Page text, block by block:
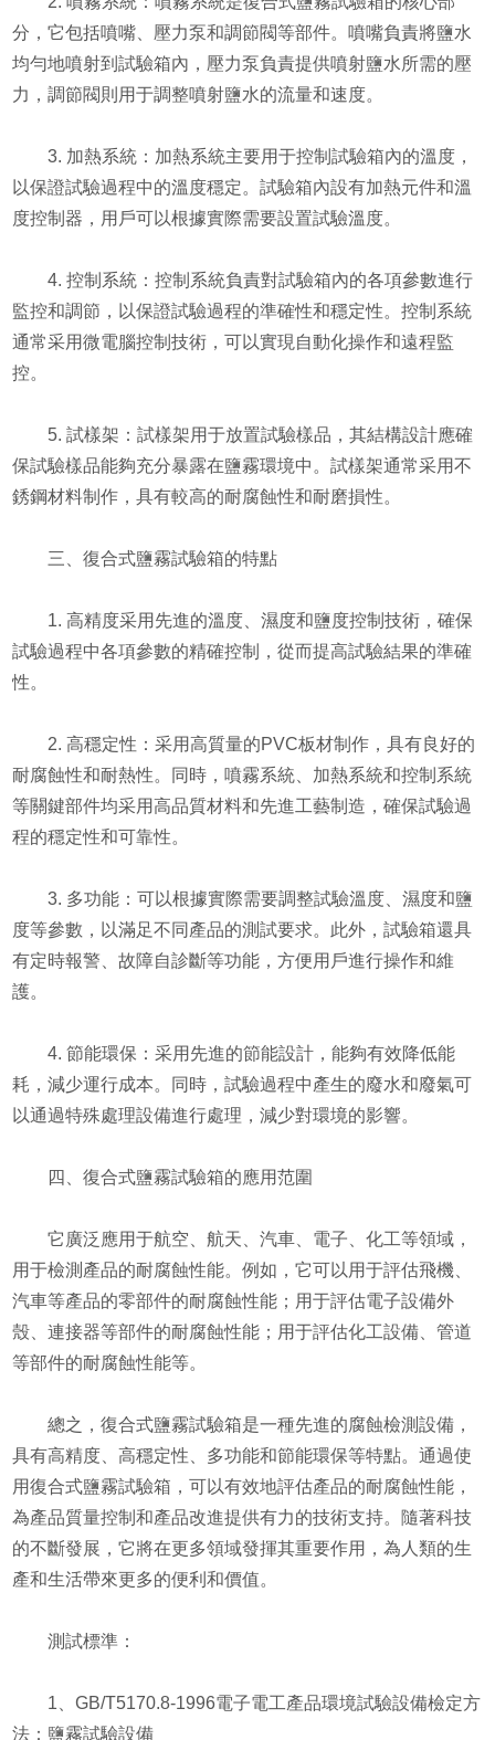
分，它包括噴嘴、壓力泵和調節閥等部件。噴嘴負責將鹽水
均勻地噴射到試驗箱內，壓力泵負責提供噴射鹽水所需的壓
力，調節閥則用于調整噴射鹽水的流量和速度。
3. 加熱系統：加熱系統主要用于控制試驗箱內的溫度，
以保證試驗過程中的溫度穩定。試驗箱內設有加熱元件和溫
度控制器，用戶可以根據實際需要設置試驗溫度。
4. 控制系統：控制系統負責對試驗箱內的各項參數進行
監控和調節，以保證試驗過程的準確性和穩定性。控制系統
通常采用微電腦控制技術，可以實現自動化操作和遠程監
控。
5. 試樣架：試樣架用于放置試驗樣品，其結構設計應確
保試驗樣品能夠充分暴露在鹽霧環境中。試樣架通常采用不
銹鋼材料制作，具有較高的耐腐蝕性和耐磨損性。
三、復合式鹽霧試驗箱的特點
1. 高精度采用先進的溫度、濕度和鹽度控制技術，確保
試驗過程中各項參數的精確控制，從而提高試驗結果的準確
性。
2. 高穩定性：采用高質量的PVC板材制作，具有良好的
耐腐蝕性和耐熱性。同時，噴霧系統、加熱系統和控制系統
等關鍵部件均采用高品質材料和先進工藝制造，確保試驗過
程的穩定性和可靠性。
3. 多功能：可以根據實際需要調整試驗溫度、濕度和鹽
度等參數，以滿足不同產品的測試要求。此外，試驗箱還具
有定時報警、故障自診斷等功能，方便用戶進行操作和維
護。
4. 節能環保：采用先進的節能設計，能夠有效降低能
耗，減少運行成本。同時，試驗過程中產生的廢水和廢氣可
以通過特殊處理設備進行處理，減少對環境的影響。
四、復合式鹽霧試驗箱的應用范圍
它廣泛應用于航空、航天、汽車、電子、化工等領域，
用于檢測產品的耐腐蝕性能。例如，它可以用于評估飛機、
汽車等產品的零部件的耐腐蝕性能；用于評估電子設備外
殼、連接器等部件的耐腐蝕性能；用于評估化工設備、管道
等部件的耐腐蝕性能等。
總之，復合式鹽霧試驗箱是一種先進的腐蝕檢測設備，
具有高精度、高穩定性、多功能和節能環保等特點。通過使
用復合式鹽霧試驗箱，可以有效地評估產品的耐腐蝕性能，
為產品質量控制和產品改進提供有力的技術支持。隨著科技
的不斷發展，它將在更多領域發揮其重要作用，為人類的生
產和生活帶來更多的便利和價值。
測試標準：
1、GB/T5170.8-1996電子電工產品環境試驗設備檢定方
法：鹽霧試驗設備